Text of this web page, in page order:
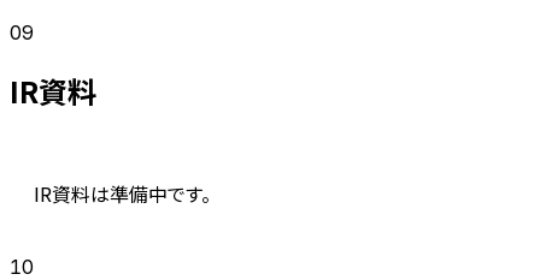
09
IR資料
IR資料は準備中です。
10